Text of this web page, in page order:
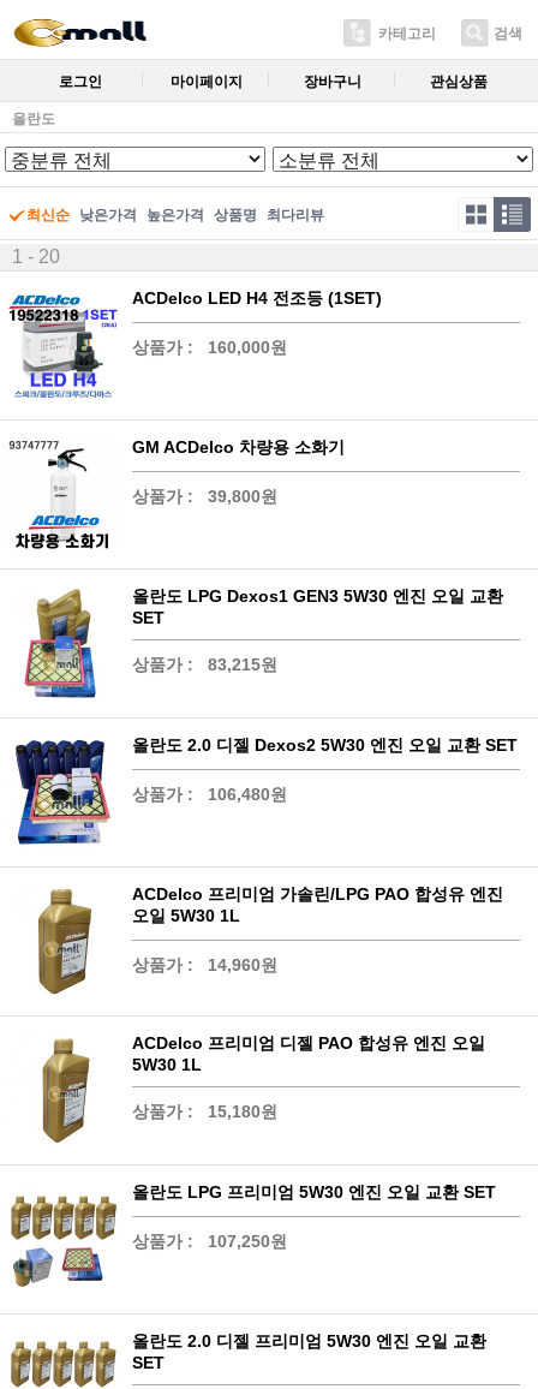
카테고리 검색
로그인 마이페이지 장바구니 관심상품
올란도
최신순 낮은가격 높은가격 상품명 최다리뷰
1 - 20
ACDelco LED H4 전조등 (1SET)
상품가 : 160,000원
GM ACDelco 차량용 소화기
상품가 : 39,800원
올란도 LPG Dexos1 GEN3 5W30 엔진 오일 교환
SET
상품가 : 83,215원
올란도 2.0 디젤 Dexos2 5W30 엔진 오일 교환 SET
상품가 : 106,480원
ACDelco 프리미엄 가솔린/LPG PAO 합성유 엔진
오일 5W30 1L
상품가 : 14,960원
ACDelco 프리미엄 디젤 PAO 합성유 엔진 오일
5W30 1L
상품가 : 15,180원
올란도 LPG 프리미엄 5W30 엔진 오일 교환 SET
상품가 : 107,250원
올란도 2.0 디젤 프리미엄 5W30 엔진 오일 교환
SET